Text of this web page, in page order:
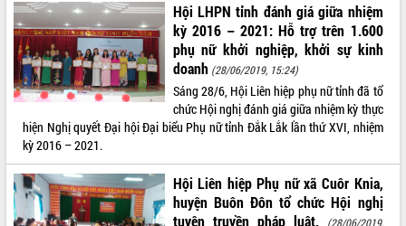
Hội LHPN tỉnh đánh giá giữa nhiệm
kỳ 2016 – 2021: Hỗ trợ trên 1.600
phụ nữ khởi nghiệp, khởi sự kinh
doanh (28/06/2019, 15:24)
Sáng 28/6, Hội Liên hiệp phụ nữ tỉnh đã tổ
chức Hội nghị đánh giá giữa nhiệm kỳ thực
hiện Nghị quyết Đại hội Đại biểu Phụ nữ tỉnh Đắk Lắk lần thứ XVI, nhiệm
kỳ 2016 – 2021.
Hội Liên hiệp Phụ nữ xã Cuôr Knia,
huyện Buôn Đôn tổ chức Hội nghị
tuyên truyền pháp luật.
(28/06/2019,